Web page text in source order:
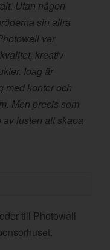
Utan någon
sin allra
var
kreativ
Idag är
med kontor och
Men precis som
lusten att skapa
till Photowall